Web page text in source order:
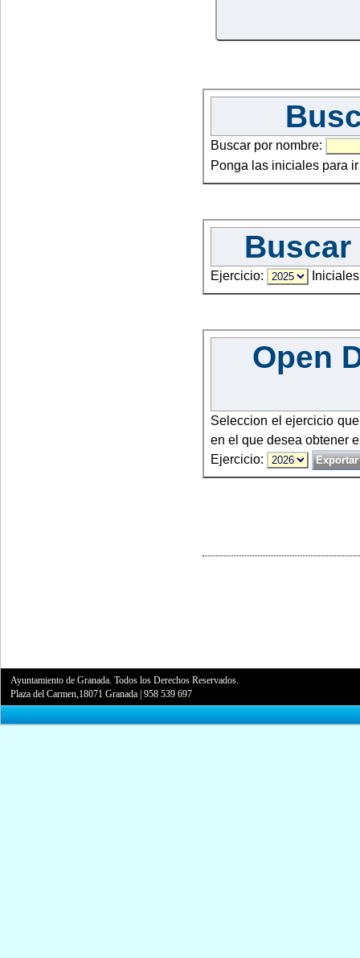
Buscar por nombre:
Ponga las iniciales para
Ejercicio:
Open
Seleccion el ejercicio
en el que desea obtener
Ejercicio:
Ayuntamiento de Granada. Todos los Derechos Reservados.
Plaza del Carmen,18071 Granada |958 539 697